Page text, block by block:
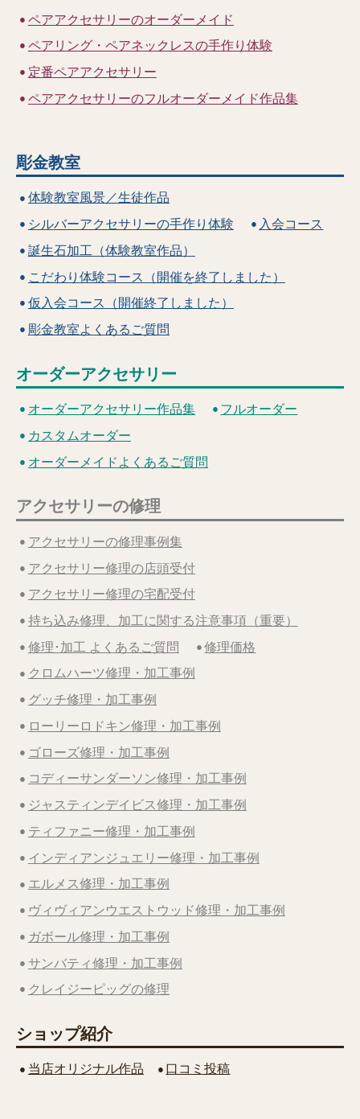
ペアアクセサリーのオーダーメイド
ペアリング・ペアネックレスの手作り体験
定番ペアアクセサリー
ペアアクセサリーのフルオーダーメイド作品集
彫金教室
体験教室風景／生徒作品
シルバーアクセサリーの手作り体験
入会コース
誕生石加工（体験教室作品）
こだわり体験コース（開催を終了しました）
仮入会コース（開催終了しました）
彫金教室よくあるご質問
オーダーアクセサリー
オーダーアクセサリー作品集
フルオーダー
カスタムオーダー
オーダーメイドよくあるご質問
アクセサリーの修理
アクセサリーの修理事例集
アクセサリー修理の店頭受付
アクセサリー修理の宅配受付
持ち込み修理、加工に関する注意事項（重要）
修理･加工 よくあるご質問
修理価格
クロムハーツ修理・加工事例
グッチ修理・加工事例
ローリーロドキン修理・加工事例
ゴローズ修理・加工事例
コディーサンダーソン修理・加工事例
ジャスティンデイビス修理・加工事例
ティファニー修理・加工事例
インディアンジュエリー修理・加工事例
エルメス修理・加工事例
ヴィヴィアンウエストウッド修理・加工事例
ガボール修理・加工事例
サンバティ修理・加工事例
クレイジーピッグの修理
ショップ紹介
当店オリジナル作品 口コミ投稿